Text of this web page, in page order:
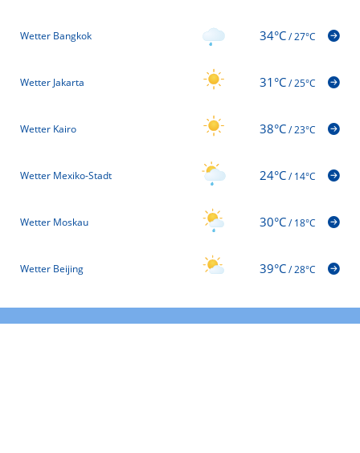
Wetter Bangkok 34°C/27°C
Wetter Jakarta 31°C/25°C
Wetter Kairo 38°C/23°C
Wetter Mexiko-Stadt 24°C/14°C
Wetter Moskau 30°C/18°C
Wetter Beijing 39°C/28°C